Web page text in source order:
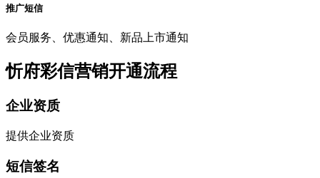
推广短信
会员服务、优惠通知、新品上市通知
忻府彩信营销开通流程
企业资质
提供企业资质
短信签名